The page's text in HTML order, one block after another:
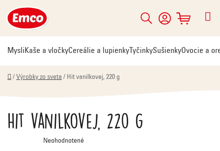
na
obsah
Hľadať
NÁKUPNÝ
KOŠÍK
MysliKaše a vločkyCereálie a lupienky TyčinkySušienkyOvocie a
Domov
/ Výrobky zo sveta / Hit vanilkovej, 220 g
Hit vanilkovej, 220 g
Priemerné
hodnotenie
Neohodnotené